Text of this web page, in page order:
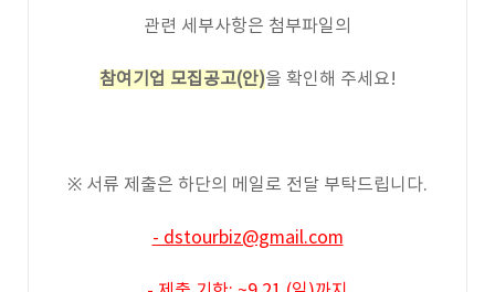
관련 세부사항은 첨부파일의
참여기업 모집공고(안)을 확인해 주세요!
※ 서류 제출은 하단의 메일로 전달 부탁드립니다.
- dstourbiz@gmail.com